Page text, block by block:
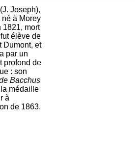
(J. Joseph),
à Morey
1821, mort
élève de
Dumont, et
par un
profond de
: son
Bacchus
médaille
à
de 1863.